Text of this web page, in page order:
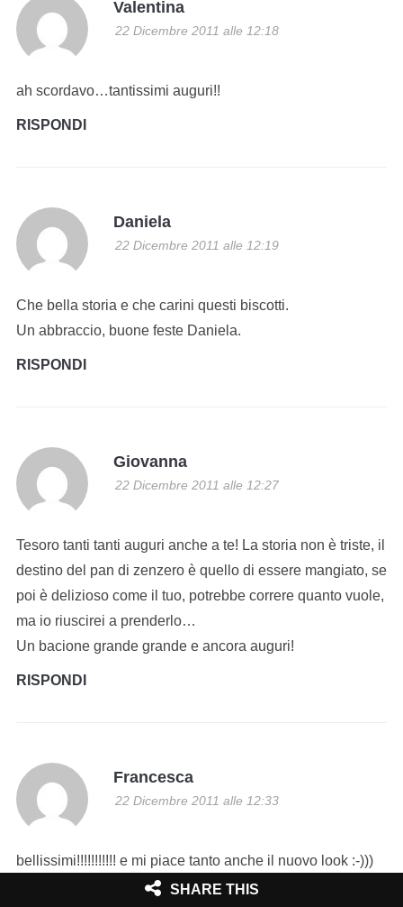
Valentina
22 Dicembre 2011 alle 12:18
ah scordavo…tantissimi auguri!!
RISPONDI
Daniela
22 Dicembre 2011 alle 12:19
Che bella storia e che carini questi biscotti.
Un abbraccio, buone feste Daniela.
RISPONDI
Giovanna
22 Dicembre 2011 alle 12:27
Tesoro tanti tanti auguri anche a te! La storia non è triste, il
destino del pan di zenzero è quello di essere mangiato, se
poi è delizioso come il tuo, potrebbe correre quanto vuole,
ma io riuscirei a prenderlo…
Un bacione grande grande e ancora auguri!
RISPONDI
Francesca
22 Dicembre 2011 alle 12:33
bellissimi!!!!!!!!!!! e mi piace tanto anche il nuovo look :-)))
SHARE THIS